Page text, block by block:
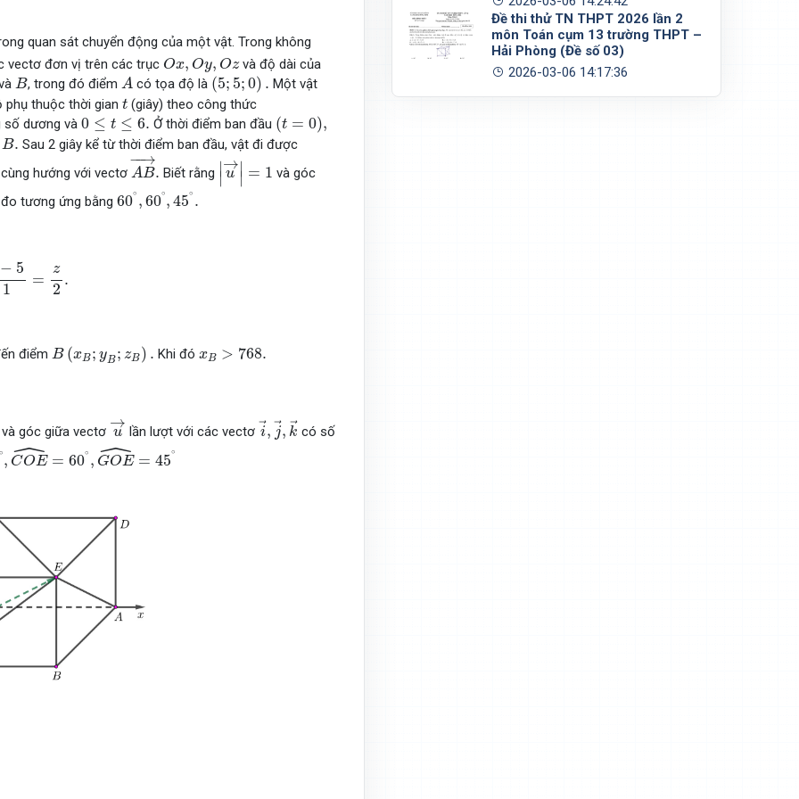
quan sát chuyển động của một vật. Trong không
vectơ đơn vị trên các trục Ox, Oy, Oz
Ox Oy, z
và độ dài của
B
B, trong đó điểm A
A có tọa độ là (5; 5;0) .
(5 5; 0).
Một vật
thuộc thời gian t
t (giây) theo công thức
số dương và 0 ≤ t ≤ 6.
0 ≤t≤6. Ở thời điểm ban đầu (t = 0),
(t= ,
B.
B. Sau 2 giây kể từ thời điểm ban đầu, vật đi được
hướng với vectơ
−
−→
AB.
AB→.
Biết rằng ∣
∣
→
u ∣
∣ = 1
|u→
và góc
tương ứng bằng60∘ ,60∘ ,45∘ .
60∘ 60 ,45
− 5
1
=
z
2
.
2
điểm B (xB; yB; zB) .
B( xB y B; B) Khi đó xB > 768.
xB >768.
và góc giữa vectơ
→
u
u→
lần lượt với các vectơ →
i, →
j, →
k
i→,j →
có số
∘ , ˆ
COE = 60∘ , ˆ
GOE = 45∘
C OE^=60 O E^=45
Đề thi thử TN THPT 2026 lần 2
môn Toán cụm 13 trường THPT –
Hải Phòng (Đề số 03)
2026-03-06 14:17:36